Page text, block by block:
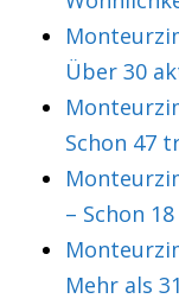
Über 30
Schon 47
– Schon
Mehr als